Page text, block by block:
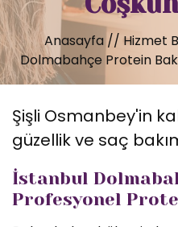
Anasayfa // Hizmet
Dolmabahçe Protein
Şişli Osmanbey'in
güzellik ve saç
İstanbul
Profesyonel